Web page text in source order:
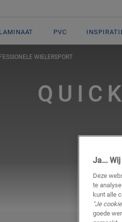
LAMINAAT PVC
WIELERSPORT
Ja...
Deze
te
kunt alle
"Je
goede